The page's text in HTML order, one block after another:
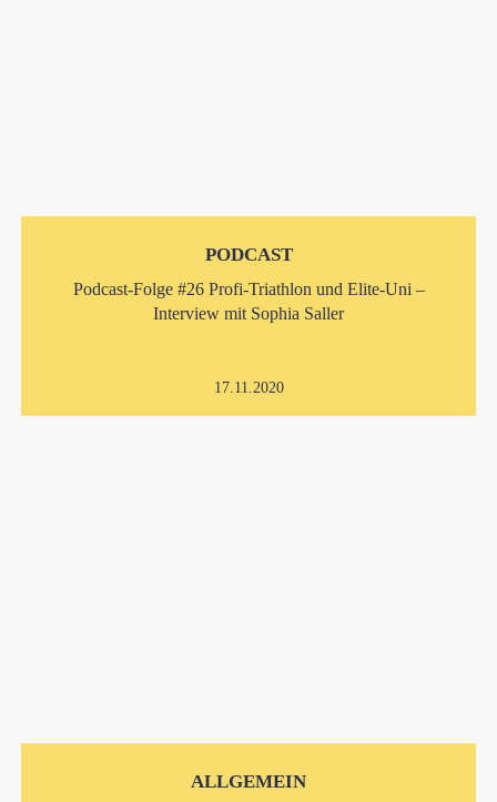
PODCAST
Podcast-Folge #26 Profi-Triathlon und Elite-Uni –
Interview mit Sophia Saller
17.11.2020
ALLGEMEIN